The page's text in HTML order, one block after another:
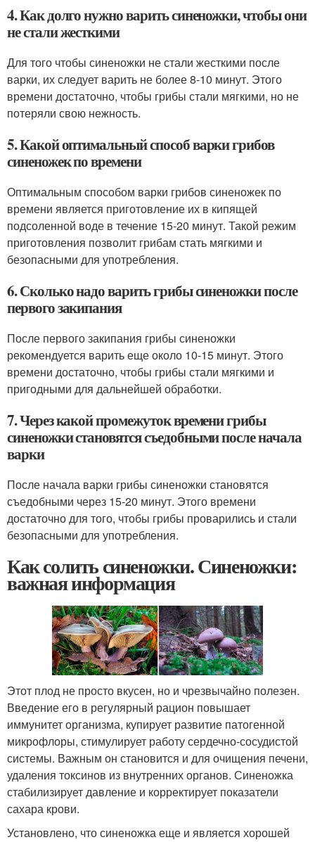
4. Как долго нужно варить синеножки, чтобы они
не стали жесткими
Для того чтобы синеножки не стали жесткими после
варки, их следует варить не более 8-10 минут. Этого
времени достаточно, чтобы грибы стали мягкими, но не
потеряли свою нежность.
5. Какой оптимальный способ варки грибов
синеножек по времени
Оптимальным способом варки грибов синеножек по
времени является приготовление их в кипящей
подсоленной воде в течение 15-20 минут. Такой режим
приготовления позволит грибам стать мягкими и
безопасными для употребления.
6. Сколько надо варить грибы синеножки после
первого закипания
После первого закипания грибы синеножки
рекомендуется варить еще около 10-15 минут. Этого
времени достаточно, чтобы грибы стали мягкими и
пригодными для дальнейшей обработки.
7. Через какой промежуток времени грибы
синеножки становятся съедобными после начала
варки
После начала варки грибы синеножки становятся
съедобными через 15-20 минут. Этого времени
достаточно для того, чтобы грибы проварились и стали
безопасными для употребления.
Как солить синеножки. Синеножки:
важная информация
Этот плод не просто вкусен, но и чрезвычайно полезен.
Введение его в регулярный рацион повышает
иммунитет организма, купирует развитие патогенной
микрофлоры, стимулирует работу сердечно-сосудистой
системы. Важным он становится и для очищения печени,
удаления токсинов из внутренних органов. Синеножка
стабилизирует давление и корректирует показатели
сахара крови.
Установлено, что синеножка еще и является хорошей